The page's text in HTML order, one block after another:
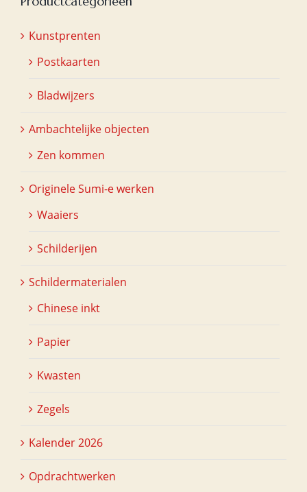
Kunstprenten
Postkaarten
Bladwijzers
Ambachtelijke objecten
Zen kommen
Originele Sumi-e werken
Waaiers
Schilderijen
Schildermaterialen
Chinese inkt
Papier
Kwasten
Zegels
Kalender 2026
Opdrachtwerken